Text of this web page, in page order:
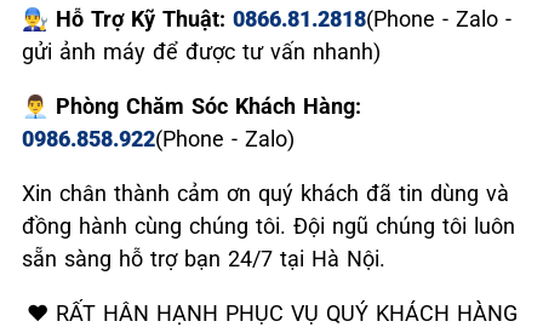
👨‍🔧 Hỗ Trợ Kỹ Thuật: 0866.81.2818(Phone - Zalo -
gửi ảnh máy để được tư vấn nhanh)
👨‍💼 Phòng Chăm Sóc Khách Hàng:
0986.858.922(Phone - Zalo)
Xin chân thành cảm ơn quý khách đã tin dùng và
đồng hành cùng chúng tôi. Đội ngũ chúng tôi luôn
sẵn sàng hỗ trợ bạn 24/7 tại Hà Nội.
❤️ RẤT HÂN HẠNH PHỤC VỤ QUÝ KHÁCH HÀNG